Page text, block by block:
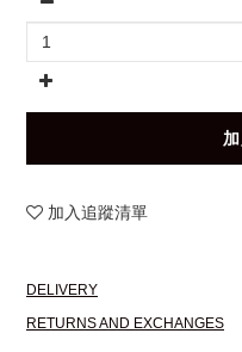
加入追蹤清單
DELIVERY
RETURNS AND EXCHANGES